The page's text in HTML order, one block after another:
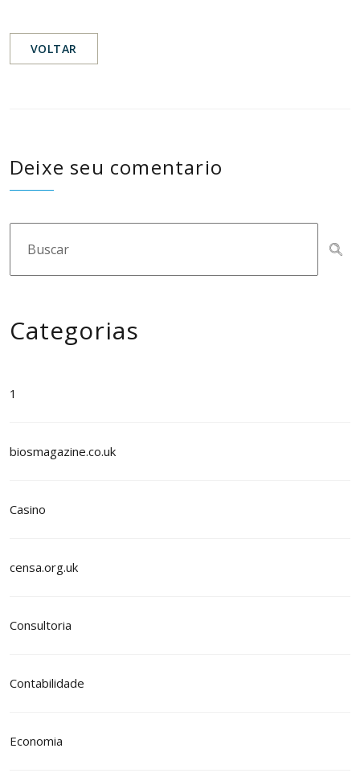
VOLTAR
Deixe seu comentario
Categorias
1
biosmagazine.co.uk
Casino
censa.org.uk
Consultoria
Contabilidade
Economia